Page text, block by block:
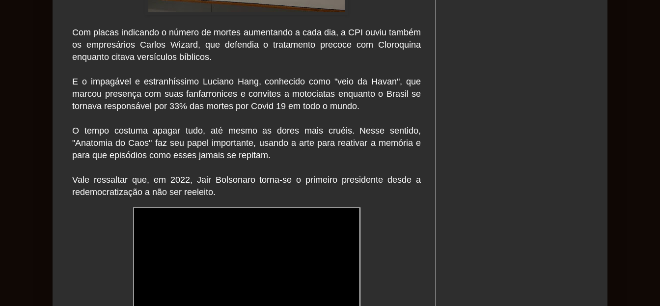
Com placas indicando o número de mortes aumentando a cada dia, a CPI ouviu também
os empresários Carlos Wizard, que defendia o tratamento precoce com Cloroquina
enquanto citava versículos bíblicos.
E o impagável e estranhíssimo Luciano Hang, conhecido como "veio da Havan", que
marcou presença com suas fanfarronices e convites a motociatas enquanto o Brasil se
tornava responsável por 33% das mortes por Covid 19 em todo o mundo.
O tempo costuma apagar tudo, até mesmo as dores mais cruéis. Nesse sentido,
"Anatomia do Caos" faz seu papel importante, usando a arte para reativar a memória e
para que episódios como esses jamais se repitam.
Vale ressaltar que, em 2022, Jair Bolsonaro torna-se o primeiro presidente desde a
redemocratização a não ser reeleito.